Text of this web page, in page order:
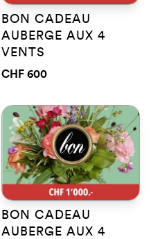
BON CADEAU
AUBERGE AUX 4
VENTS
CHF 600
BON CADEAU
AUBERGE AUX 4